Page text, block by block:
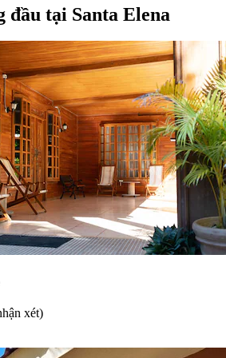
đầu tại Santa Elena
xét)